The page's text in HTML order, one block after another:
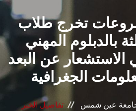
الشئون الأكاديمية
البحث العلمي
الرعاية الصحية
المراكز والوحدات
تخرج طلاب
بالدبلوم المهني
عن البعد
الجغرافية
جامعة عين شمس تفاصيل الخبر